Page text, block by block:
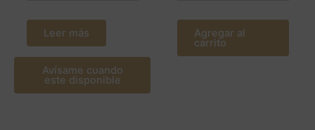
Leer más
Avísame cuando
este disponible
Agregar al
carrito